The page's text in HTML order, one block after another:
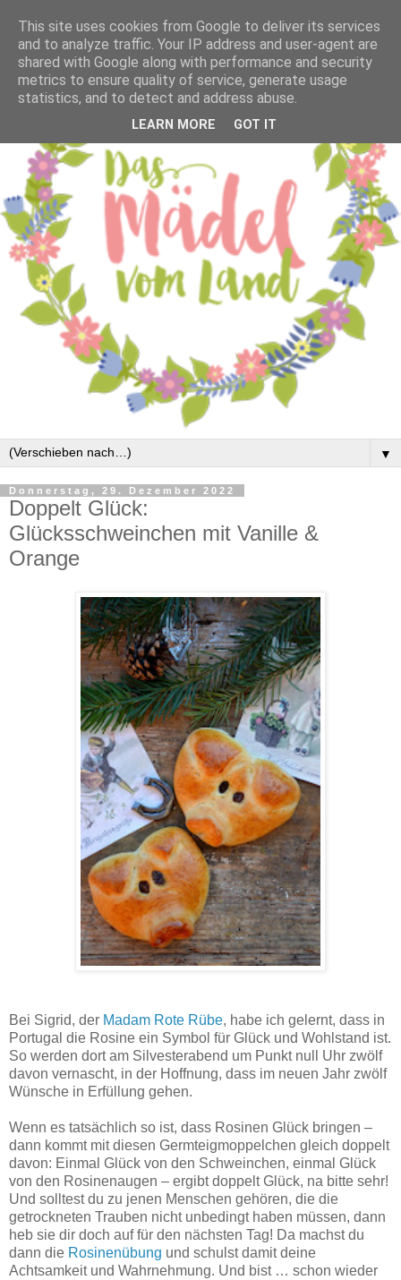
▼
Donnerstag, 29. Dezember 2022
Doppelt Glück:
Glücksschweinchen mit Vanille &
Orange
Bei Sigrid, der Madam Rote Rübe, habe ich gelernt, dass in
Portugal die Rosine ein Symbol für Glück und Wohlstand ist.
So werden dort am Silvesterabend um Punkt null Uhr zwölf
davon vernascht, in der Hoffnung, dass im neuen Jahr zwölf
Wünsche in Erfüllung gehen.
Wenn es tatsächlich so ist, dass Rosinen Glück bringen –
dann kommt mit diesen Germteigmoppelchen gleich doppelt
davon: Einmal Glück von den Schweinchen, einmal Glück
von den Rosinenaugen – ergibt doppelt Glück, na bitte sehr!
Und solltest du zu jenen Menschen gehören, die die
getrockneten Trauben nicht unbedingt haben müssen, dann
heb sie dir doch auf für den nächsten Tag! Da machst du
dann die Rosinenübung und schulst damit deine
Achtsamkeit und Wahrnehmung. Und bist … schon wieder
This site uses cookies from Google to deliver its services
and to analyze traffic. Your IP address and user-agent are
shared with Google along with performance and security
metrics to ensure quality of service, generate usage
statistics, and to detect and address abuse.
LEARN MORE GOT IT